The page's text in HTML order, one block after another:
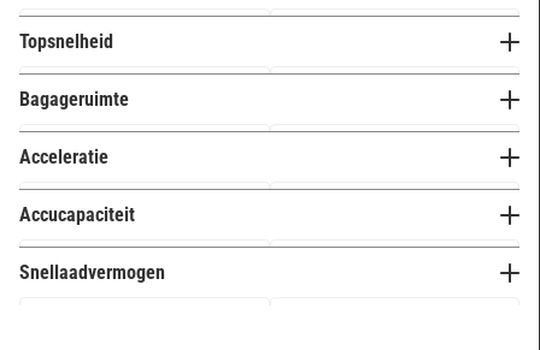
5 cilinders
0
6 cilinders
4
Topsnelheid
Bagageruimte
Acceleratie
Accucapaciteit
Snellaadvermogen